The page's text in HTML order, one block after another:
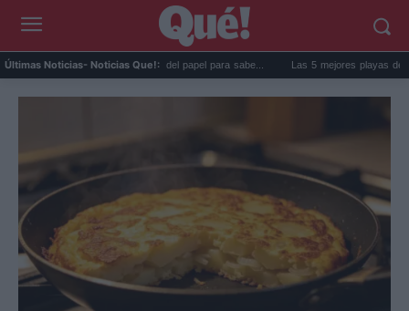
Últimas Noticias- Noticias Que!:
de la nevera: el truco del papel para sabe... Las 5 mejores playas de